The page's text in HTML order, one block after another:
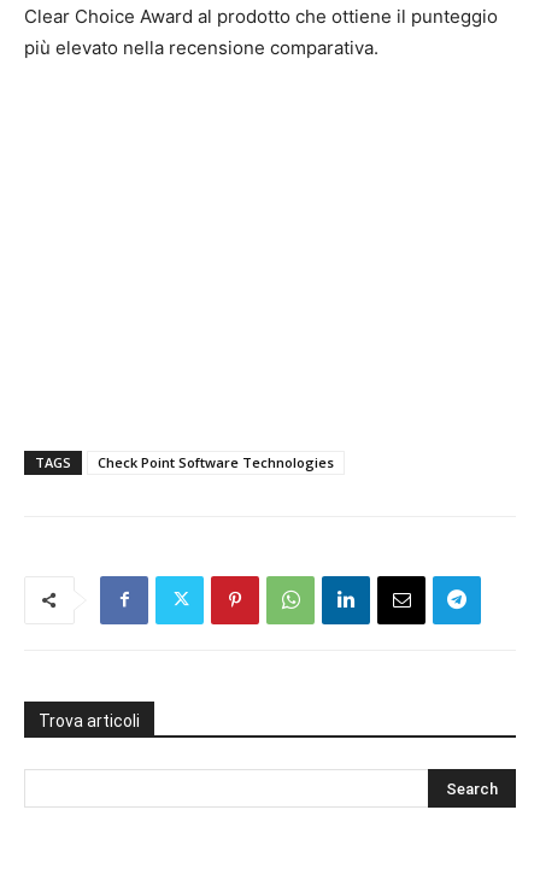
Clear Choice Award al prodotto che ottiene il punteggio
più elevato nella recensione comparativa.
TAGS Check Point Software Technologies
Trova articoli